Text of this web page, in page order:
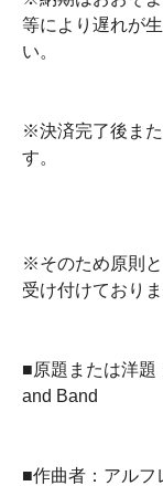
等により遅れが
い。
※決済完了後ま
す。
※そのため原則
受け付けており
■原題または洋題
and Band
■作曲者：アルフ